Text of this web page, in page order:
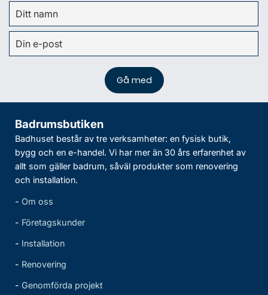
Badrumsbutiken
Badhuset består av tre verksamheter: en fysisk butik,
bygg och en e-handel. Vi har mer än 30 års erfarenhet av
allt som gäller badrum, såväl produkter som renovering
och installation.
- Om oss
- Företagskunder
- Installation
- Renovering
- Genomförda projekt